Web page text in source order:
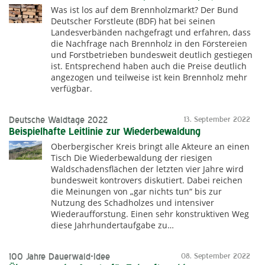
Was ist los auf dem Brennholzmarkt? Der Bund
Deutscher Forstleute (BDF) hat bei seinen
Landesverbänden nachgefragt und erfahren, dass
die Nachfrage nach Brennholz in den Förstereien
und Forstbetrieben bundesweit deutlich gestiegen
ist. Entsprechend haben auch die Preise deutlich
angezogen und teilweise ist kein Brennholz mehr
verfügbar.
13. September 2022
Deutsche Waldtage 2022
Beispielhafte Leitlinie zur Wiederbewaldung
Oberbergischer Kreis bringt alle Akteure an einen
Tisch Die Wiederbewaldung der riesigen
Waldschadensflächen der letzten vier Jahre wird
bundesweit kontrovers diskutiert. Dabei reichen
die Meinungen von „gar nichts tun“ bis zur
Nutzung des Schadholzes und intensiver
Wiederaufforstung. Einen sehr konstruktiven Weg
diese Jahrhundertaufgabe zu…
08. September 2022
100 Jahre Dauerwald-Idee